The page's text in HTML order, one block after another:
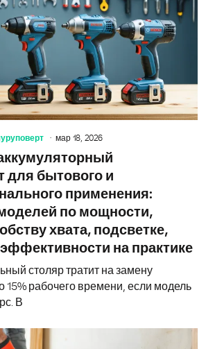
мар 18, 2026
для бытового и
применения:
по мощности,
хвата, подсветке,
на практике
столяр тратит на замену
15% рабочего времени, если модель
В